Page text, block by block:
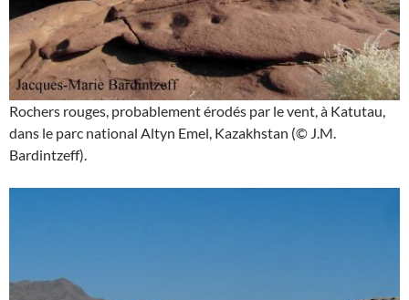
Rochers rouges, probablement érodés par le vent, à Katutau,
dans le parc national Altyn Emel, Kazakhstan (© J.M.
Bardintzeff).